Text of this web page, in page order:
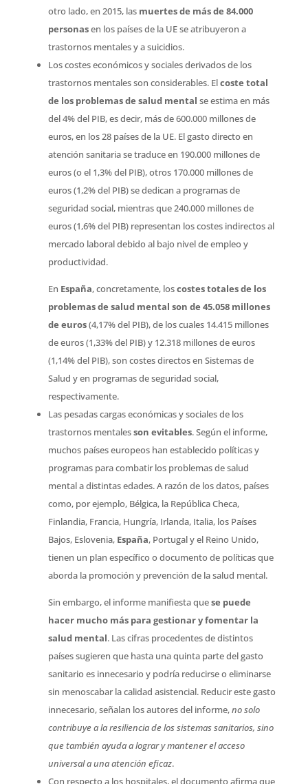
otro lado, en 2015, las muertes de más de 84.000
personasen los países de la UE se atribuyeron a
trastornos mentales y a suicidios.
Los costes económicos y sociales derivados de los
trastornos mentales son considerables. Elcoste total
de los problemas de salud mental se estima en más
del 4% del PIB, es decir, más de 600.000 millones de
euros, en los 28 países de la UE. El gasto directo en
atención sanitaria se traduce en 190.000 millones de
euros (o el 1,3% del PIB), otros 170.000 millones de
euros (1,2% del PIB) se dedican a programas de
seguridad social, mientras que 240.000 millones de
euros (1,6% del PIB) representan los costes indirectos al
mercado laboral debido al bajo nivel de empleo y
productividad.
En España, concretamente, loscostes totales de los
problemas de salud mental son de 45.058 millones
de euros(4,17% del PIB), de los cuales 14.415 millones
de euros (1,33% del PIB) y 12.318 millones de euros
(1,14% del PIB), son costes directos en Sistemas de
Salud y en programas de seguridad social,
respectivamente.
Las pesadas cargas económicas y sociales de los
trastornos mentalesson evitables. Según el informe,
muchos países europeos han establecido políticas y
programas para combatir los problemas de salud
mental a distintas edades. A razón de los datos, países
como, por ejemplo, Bélgica, la República Checa,
Finlandia, Francia, Hungría, Irlanda, Italia, los Países
Bajos, Eslovenia, España, Portugal y el Reino Unido,
tienen un plan específico o documento de políticas que
aborda la promoción y prevención de la salud mental.
Sin embargo, el informe manifiesta quese puede
hacer mucho más para gestionar y fomentar la
salud mental. Las cifras procedentes de distintos
países sugieren que hasta una quinta parte del gasto
sanitario es innecesario y podría reducirse o eliminarse
sin menoscabar la calidad asistencial. Reducir este gasto
innecesario, señalan los autores del informe,no solo
contribuye a la resiliencia de los sistemas sanitarios, sino
que también ayuda a lograr y mantener el acceso
universal a una atención eficaz.
Con respecto a los hospitales, el documento afirma que